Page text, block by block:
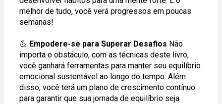
melhor de tudo, você verá progressos em poucas
semanas!
💪 Empodere-se para Superar Desafios Não
importa o obstáculo, com as técnicas deste livro,
você ganhará ferramentas para manter seu equilíbrio
emocional sustentável ao longo do tempo. Além
disso, você terá um plano de crescimento contínuo
para garantir que sua jornada de equilíbrio seja